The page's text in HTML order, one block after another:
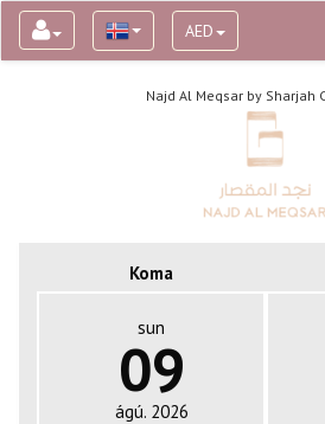
AED
Najd Al Meqsar by Sharjah
Koma
sun
09
ágú. 2026